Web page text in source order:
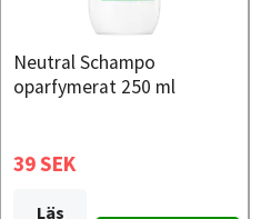
Neutral Schampo
oparfymerat 250 ml
39 SEK
Läs